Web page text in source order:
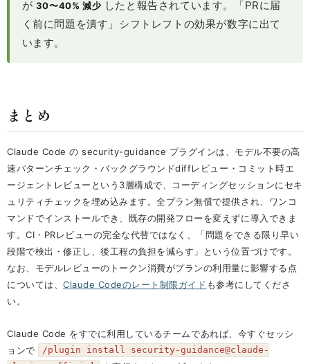
が 30〜40% 減少したと報告されています。「PRに届
く前に問題を潰す」シフトレフトの効果が数字に出て
います。
まとめ
Claude Code の security-guidance プラグインは、モデル不要の高
速パターンチェック・バックグラウンドdiffレビュー・コミット時エ
ージェントレビューという3層構成で、コーディングセッションにセキ
ュリティチェックを埋め込みます。全プラン無償で提供され、ワンコ
マンドでインストールでき、既存の開発フローを変えずに導入できま
す。CI・PRレビューの完全な代替ではなく、「問題をできる限り早い
段階で検出・修正し、後工程の負担を減らす」という位置づけです。
なお、モデルレビューのトークン消費がプランの利用量に影響する点
については、Claude Codeのレート制限ガイド も参考にしてくださ
い。
Claude Code をすでに利用しているチームであれば、今すぐセッシ
ョンで
/plugin install security-guidance@claude-